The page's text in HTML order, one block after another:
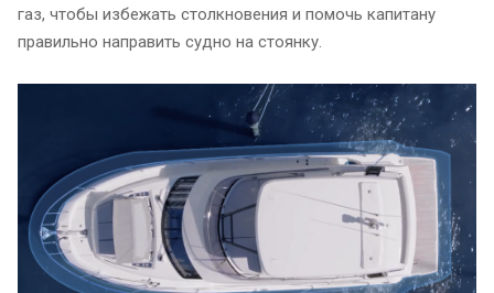
газ, чтобы избежать столкновения и помочь капитану
правильно направить судно на стоянку.